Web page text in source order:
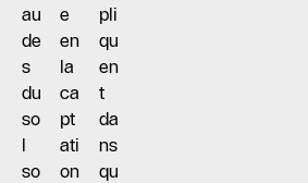
au
de
s
du
so
l
so
e
en
la
ca
pt
ati
on
pli
qu
en
t
da
ns
qu